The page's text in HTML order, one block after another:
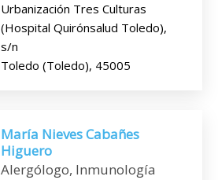
Urbanización Tres Culturas
(Hospital Quirónsalud Toledo),
s/n
Toledo (Toledo), 45005
María Nieves Cabañes
Higuero
Alergólogo, Inmunología